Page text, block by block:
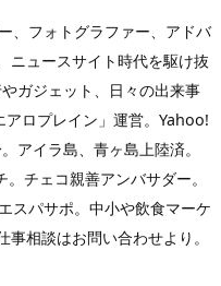
、フォトグラファー、アドバ
ニュースサイト時代を駆け抜
ガジェット、日々の出来事
ロプレイン」運営。Yahoo!
アイラ島、青ヶ島上陸済。
チェコ親善アンバサダー。
スパサポ。中小や飲食マーケ
相談はお問い合わせより。